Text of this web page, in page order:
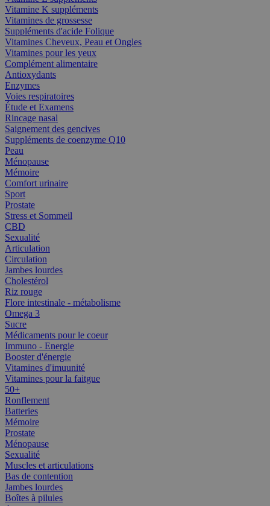
Vitamine K suppléments
Vitamines de grossesse
Suppléments d'acide Folique
Vitamines Cheveux, Peau et Ongles
Vitamines pour les yeux
Complément alimentaire
Antioxydants
Enzymes
Voies respiratoires
Étude et Examens
Rincage nasal
Saignement des gencives
Suppléments de coenzyme Q10
Peau
Ménopause
Mémoire
Comfort urinaire
Sport
Prostate
Stress et Sommeil
CBD
Sexualité
Articulation
Circulation
Jambes lourdes
Cholestérol
Riz rouge
Flore intestinale - métabolisme
Omega 3
Sucre
Médicaments pour le coeur
Immuno - Energie
Booster d'énergie
Vitamines d'imuunité
Vitamines pour la faitgue
50+
Ronflement
Batteries
Mémoire
Prostate
Ménopause
Sexualité
Muscles et articulations
Bas de contention
Jambes lourdes
Boîtes à pilules